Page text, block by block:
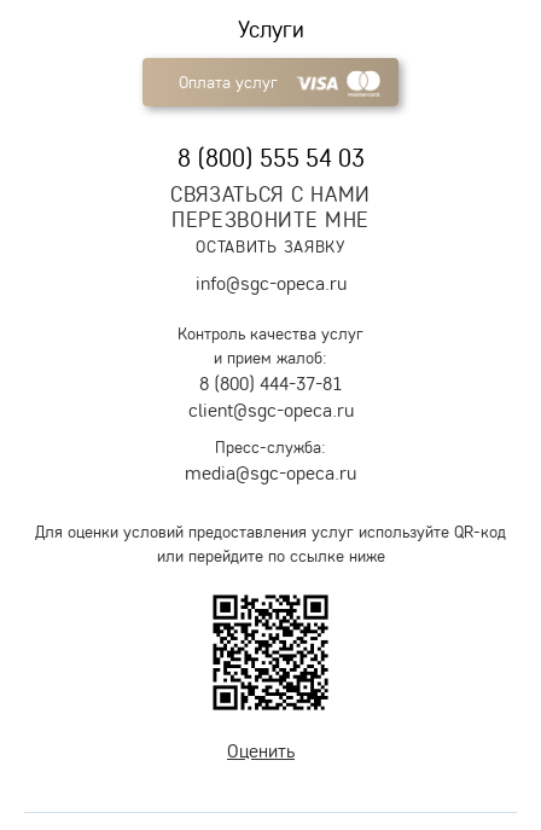
Услуги
Оплата услуг
8 (800) 555 54 03
СВЯЗАТЬСЯ С НАМИ
ПЕРЕЗВОНИТЕ МНЕ
ОСТАВИТЬ ЗАЯВКУ
info@sgc-opeca.ru
Контроль качества услуг
и прием жалоб:
8 (800) 444-37-81
client@sgc-opeca.ru
Пресс-служба:
media@sgc-opeca.ru
Для оценки условий предоставления услуг используйте QR-код
или перейдите по ссылке ниже
Оценить